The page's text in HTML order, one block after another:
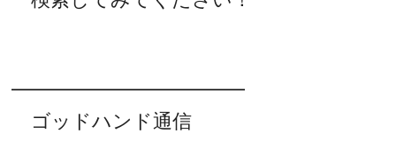
━━━━━━━━━━━━
ゴッドハンド通信